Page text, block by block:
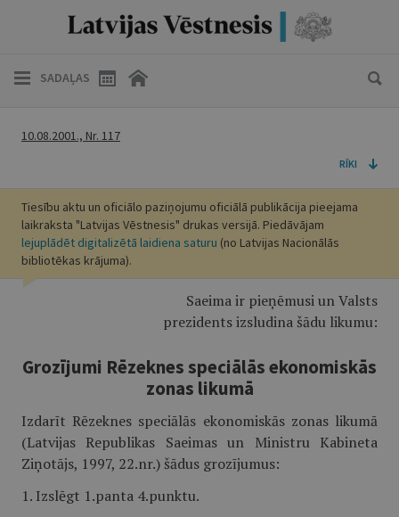
SADAĻAS
10.08.2001., Nr. 117
RĪKI
Tiesību aktu un oficiālo paziņojumu oficiālā publikācija pieejama
laikraksta "Latvijas Vēstnesis" drukas versijā. Piedāvājam
lejuplādēt digitalizētā laidiena saturu (no Latvijas Nacionālās
bibliotēkas krājuma).
Saeima ir pieņēmusi un Valsts
prezidents izsludina šādu likumu:
Grozījumi Rēzeknes speciālās ekonomiskās
zonas likumā
Izdarīt Rēzeknes speciālās ekonomiskās zonas likumā
(Latvijas Republikas Saeimas un Ministru Kabineta
Ziņotājs, 1997, 22.nr.) šādus grozījumus:
1. Izslēgt 1.panta 4.punktu.